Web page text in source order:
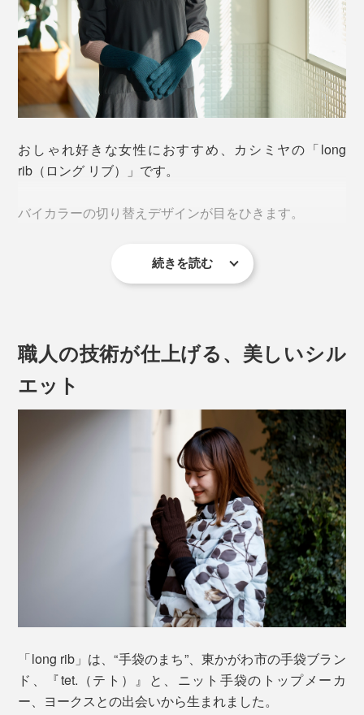
おしゃれ好きな女性におすすめ、カシミヤの「long
rib（ロング リブ）」です。
バイカラーの切り替えデザインが目をひきます。
ひじまで届く、ロング丈の総リブ編み。ポンチョや、短
めの袖からのぞかせてみてください。
長袖に合わせて、折り返したり。クシュクシュにすれ
ば、袖口のアクセントに。
続きを読む
職人の技術が仕上げる、美しいシル
エット
「long rib」は、“手袋のまち”、東かがわ市の手袋ブラン
ド、『tet.（テト）』と、ニット手袋のトップメーカ
ー、ヨークスとの出会いから生まれました。